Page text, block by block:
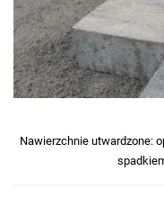
Nawierzchnie utwardzone: